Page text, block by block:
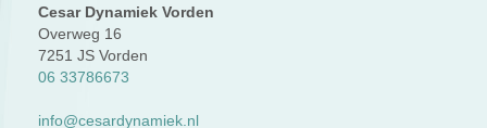
Cesar Dynamiek Vorden
Overweg 16
7251 JS Vorden
06 33786673
info@cesardynamiek.nl